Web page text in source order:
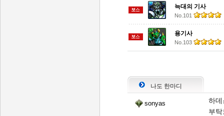
늑대의 기사
No.101
용기사
No.103
나도 한마디
sonyas
하데
부